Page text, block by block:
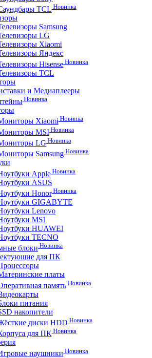
TCL Новинка
Samsung
LG
Xiaomi
Яндекс
Hisense Новинка
TCL
и Медиаплееры
Новинка
XiaomiНовинка
MSIНовинка
LG Новинка
Samsung Новинка
Apple Новинка
ASUS
HonorНовинка
GIGABYTE
Lenovo
MSI
HUAWEI
TECNO
блоки Новинка
для ПК
платы
память Новинка
питания
накопители
диски HDD Новинка
для ПК Новинка
наушники Новинка